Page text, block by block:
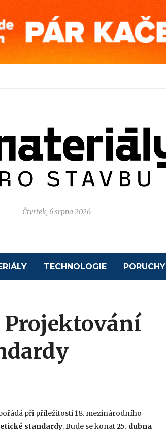
Čtvrtek, 6 srpna 2026
TECHNOLOGIE PORUCHY
Projektování
při příležitosti 18. mezinárodního
standardy. Bude se konat25. dubna